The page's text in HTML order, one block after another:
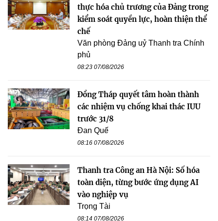
thực hóa chủ trương của Đảng trong
kiểm soát quyền lực, hoàn thiện thể
chế
Văn phòng Đảng uỷ Thanh tra Chính
phủ
08:23 07/08/2026
Đồng Tháp quyết tâm hoàn thành
các nhiệm vụ chống khai thác IUU
trước 31/8
Đan Quế
08:16 07/08/2026
Thanh tra Công an Hà Nội: Số hóa
toàn diện, từng bước ứng dụng AI
vào nghiệp vụ
Trọng Tài
08:14 07/08/2026